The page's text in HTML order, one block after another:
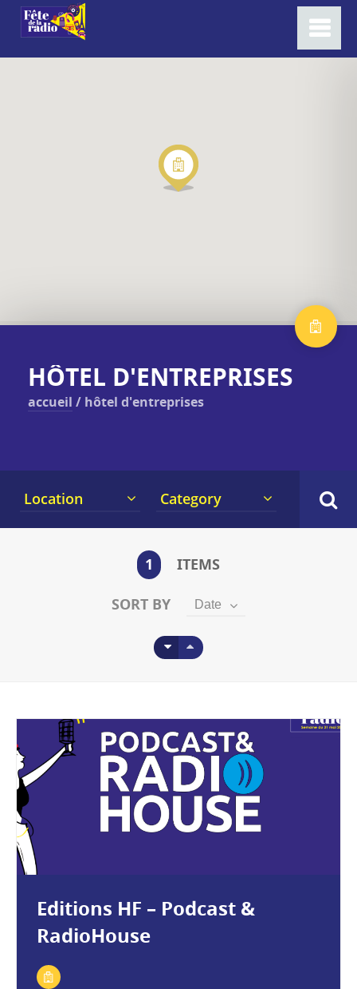
HÔTEL D'ENTREPRISES
accueil / hôtel d'entreprises
Location Category
1
ITEMS
SORT BY
Date
Editions HF – Podcast &
RadioHouse